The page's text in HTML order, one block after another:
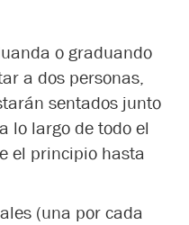
o graduando
a dos personas,
sentados junto
lo largo de todo el
el principio hasta
(una por cada